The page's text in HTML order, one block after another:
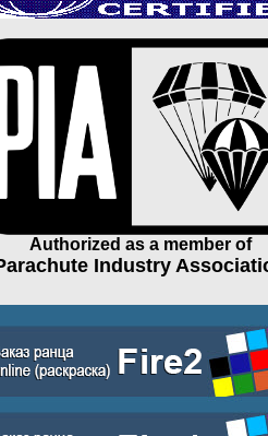
Authorized as a member of
Industry